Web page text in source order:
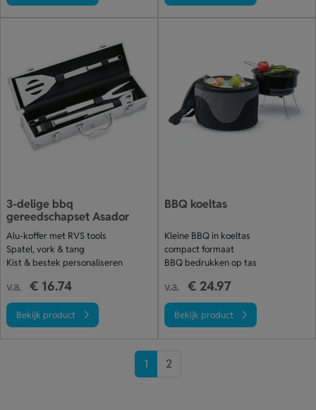
3-delige bbq
gereedschapset Asador
Alu-koffer met RVS tools
Spatel, vork & tang
Kist & bestek personaliseren
v.a. € 16.74
Bekijk product
BBQ koeltas
Kleine BBQ in koeltas
compact formaat
BBQ bedrukken op tas
v.a. € 24.97
Bekijk product
1 2